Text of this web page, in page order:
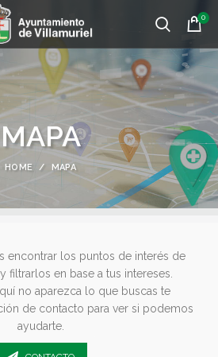
0
MAPA
HOME MAPA
encontrar los puntos de interés de
filtrarlos en base a tus intereses.
no aparezca lo que buscas te
de contacto para ver si podemos
ayudarte.